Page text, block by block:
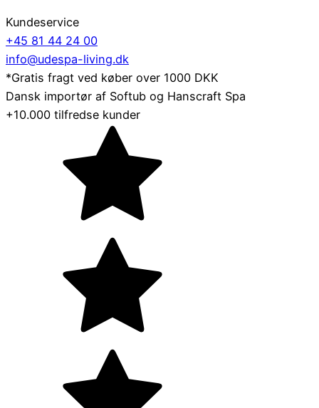
Kundeservice
+45 81 44 24 00
info@udespa-living.dk
*Gratis fragt ved køber over 1000 DKK
Dansk importør af Softub og Hanscraft Spa
+10.000 tilfredse kunder